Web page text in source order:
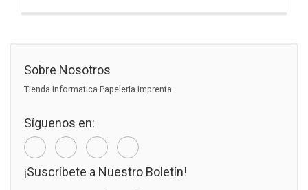
Sobre Nosotros
Tienda Informatica Papeleria Imprenta
Síguenos en:
¡Suscríbete a Nuestro Boletín!